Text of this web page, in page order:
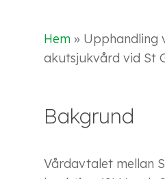
Hem » Upphandling
akutsjukvård vid St
Bakgrund
Vårdavtalet mellan